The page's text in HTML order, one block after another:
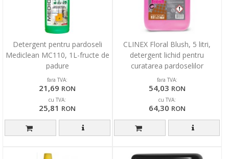
Detergent pentru pardoseli
Mediclean MC110, 1L-fructe de
padure
fara TVA:
21,69 RON
cu TVA:
25,81 RON
CLINEX Floral Blush, 5 litri,
detergent lichid pentru
curatarea pardoselilor
fara TVA:
54,03 RON
cu TVA:
64,30 RON